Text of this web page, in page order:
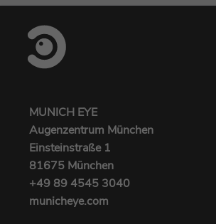
MUNICH EYE
Augenzentrum München
Einsteinstraße 1
81675 München
+49 89 4545 3040‬
municheye.com